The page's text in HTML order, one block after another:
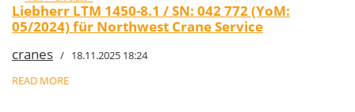
Liebherr LTM 1450-8.1 / SN: 042 772 (YoM:
05/2024) für Northwest Crane Service
cranes / 18.11.2025 18:24
READ MORE